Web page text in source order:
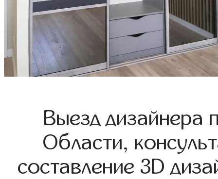
Выезд дизайнера
Области,
составление 3D